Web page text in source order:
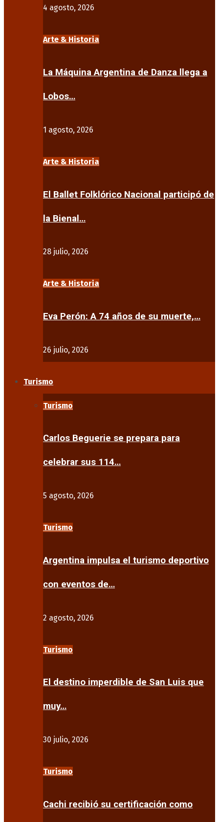
4 agosto, 2026
Arte & Historia
La Máquina Argentina de Danza llega a
Lobos…
1 agosto, 2026
Arte & Historia
El Ballet Folklórico Nacional participó de
la Bienal…
28 julio, 2026
Arte & Historia
Eva Perón: A 74 años de su muerte,…
26 julio, 2026
Turismo
Turismo
Carlos Beguerie se prepara para
celebrar sus 114…
5 agosto, 2026
Turismo
Argentina impulsa el turismo deportivo
con eventos de…
2 agosto, 2026
Turismo
El destino imperdible de San Luis que
muy…
30 julio, 2026
Turismo
Cachi recibió su certificación como